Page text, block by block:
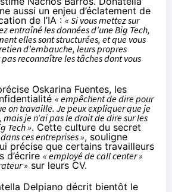
aussi un enjeu d’éclatement de
de l’IA :« Si vous mettez sur
entraîné les données d’une Big Tech,
elles sont structurées, et que vous
d’embauche, leurs propres
reconnaître les tâches dont vous
Oskarina Fuentes, les
« empêchent de dire pour
on travaille. Je peux expliquer que je
je n’ai pas le droit de dire sur les
Tech ». Cette culture du secret
ces entreprises », souligne
précise que certains travailleurs
d’écrire « employé de call center »
» sur leurs CV.
Delpiano décrit bientôt le